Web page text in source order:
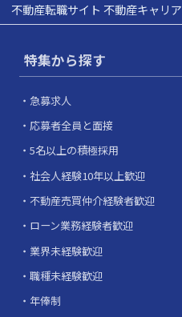
不動産転職サイト 不動産キャリア
特集から探す
急募求人
応募者全員と面接
5名以上の積極採用
社会人経験10年以上歓迎
不動産売買仲介経験者歓迎
ローン業務経験者歓迎
業界未経験歓迎
職種未経験歓迎
年俸制